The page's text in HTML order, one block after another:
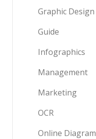
Graphic Design
Guide
Infographics
Management
Marketing
OCR
Online Diagram